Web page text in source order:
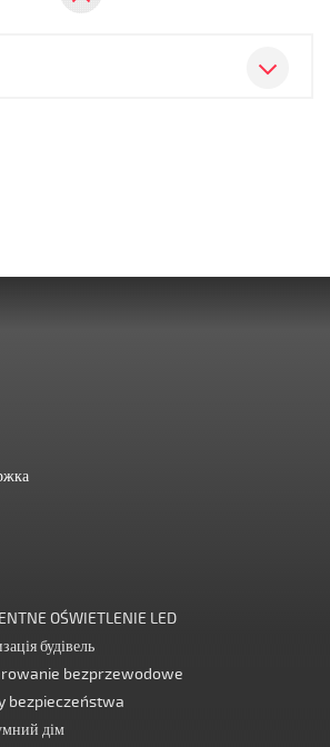
OŚWIETLENIE LED
будівель
bezprzewodowe
bezpieczeństwa
дім